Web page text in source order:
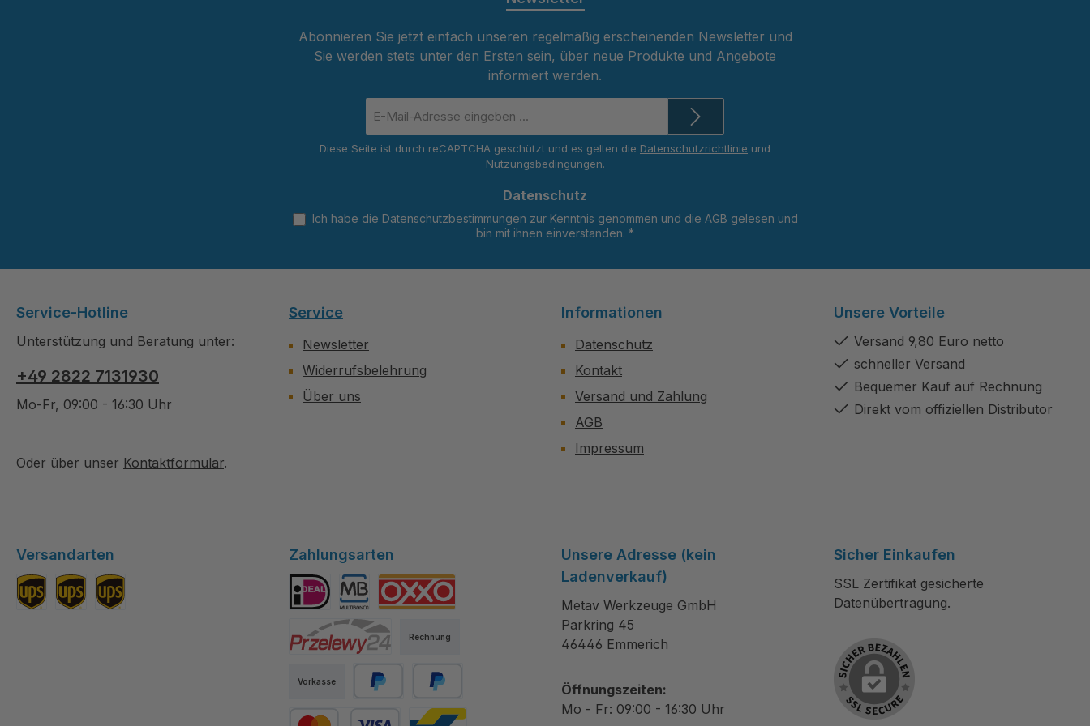
Abonnieren Sie jetzt einfach unseren regelmäßig erscheinenden Newsletter und
Sie werden stets unter den Ersten sein, über neue Produkte und Angebote
informiert werden.
Mail-
Adresse
*
Diese Seite ist durch reCAPTCHA geschützt und es gelten die Datenschutzrichtlinie und
Nutzungsbedingungen.
Datenschutz
Ich habe die Datenschutzbestimmungen zur Kenntnis genommen und die AGB gelesen und
bin mit ihnen einverstanden. *
Service-Hotline
Unterstützung und Beratung unter:
+49 2822 7131930
Mo-Fr, 09:00 - 16:30 Uhr
Oder über unser Kontaktformular.
Service
Newsletter
Widerrufsbelehrung
Über uns
Informationen
Datenschutz
Kontakt
Versand und Zahlung
AGB
Impressum
Unsere Vorteile
Versand 9,80 Euro netto
schneller Versand
Bequemer Kauf auf Rechnung
Direkt vom offiziellen Distributor
Versandarten Zahlungsarten
Rechnung
Vorkasse
Später bezahlen
Multibanco
Unsere Adresse (kein
Ladenverkauf)
Metav Werkzeuge GmbH
Parkring 45
46446 Emmerich
Öffnungszeiten:
Mo - Fr: 09:00 - 16:30 Uhr
Sicher Einkaufen
SSL Zertifikat gesicherte
Datenübertragung.